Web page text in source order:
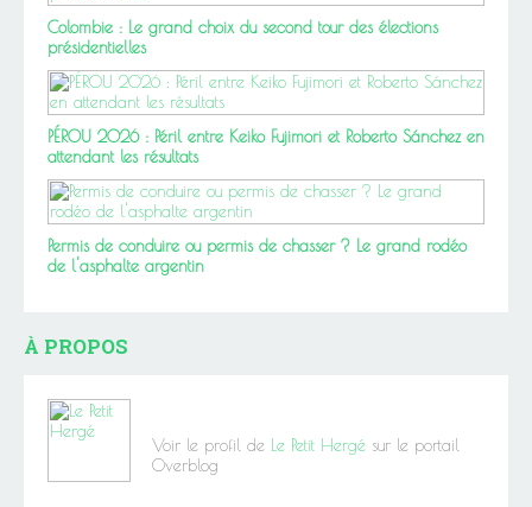
Colombie : Le grand choix du second tour des élections
présidentielles
PÉROU 2026 : Péril entre Keiko Fujimori et Roberto Sánchez en
attendant les résultats
Permis de conduire ou permis de chasser ? Le grand rodéo
de l'asphalte argentin
À PROPOS
Voir le profil de Le Petit Hergé sur le portail
Overblog